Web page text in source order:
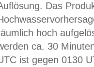
Das
hoch
ca. 30
ist gegen 0130